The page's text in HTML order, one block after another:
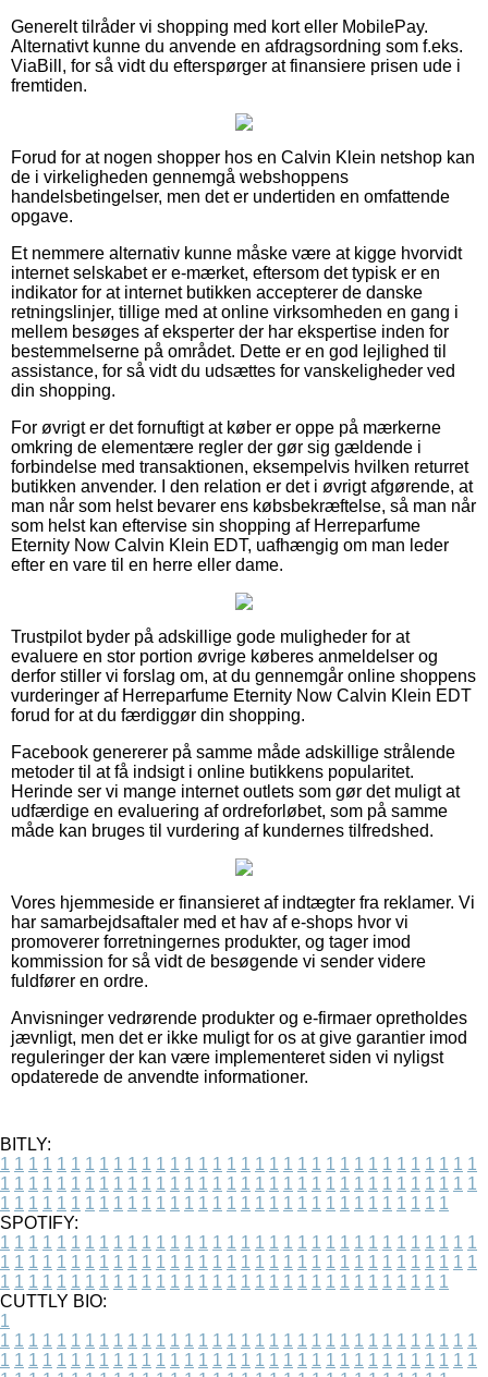
Generelt tilråder vi shopping med kort eller MobilePay.
Alternativt kunne du anvende en afdragsordning som f.eks.
ViaBill, for så vidt du efterspørger at finansiere prisen ude i
fremtiden.
Forud for at nogen shopper hos en Calvin Klein netshop kan
de i virkeligheden gennemgå webshoppens
handelsbetingelser, men det er undertiden en omfattende
opgave.
Et nemmere alternativ kunne måske være at kigge hvorvidt
internet selskabet er e-mærket, eftersom det typisk er en
indikator for at internet butikken accepterer de danske
retningslinjer, tillige med at online virksomheden en gang i
mellem besøges af eksperter der har ekspertise inden for
bestemmelserne på området. Dette er en god lejlighed til
assistance, for så vidt du udsættes for vanskeligheder ved
din shopping.
For øvrigt er det fornuftigt at køber er oppe på mærkerne
omkring de elementære regler der gør sig gældende i
forbindelse med transaktionen, eksempelvis hvilken returret
butikken anvender. I den relation er det i øvrigt afgørende, at
man når som helst bevarer ens købsbekræftelse, så man når
som helst kan eftervise sin shopping af Herreparfume
Eternity Now Calvin Klein EDT, uafhængig om man leder
efter en vare til en herre eller dame.
Trustpilot byder på adskillige gode muligheder for at
evaluere en stor portion øvrige køberes anmeldelser og
derfor stiller vi forslag om, at du gennemgår online shoppens
vurderinger af Herreparfume Eternity Now Calvin Klein EDT
forud for at du færdiggør din shopping.
Facebook genererer på samme måde adskillige strålende
metoder til at få indsigt i online butikkens popularitet.
Herinde ser vi mange internet outlets som gør det muligt at
udfærdige en evaluering af ordreforløbet, som på samme
måde kan bruges til vurdering af kundernes tilfredshed.
Vores hjemmeside er finansieret af indtægter fra reklamer. Vi
har samarbejdsaftaler med et hav af e-shops hvor vi
promoverer forretningernes produkter, og tager imod
kommission for så vidt de besøgende vi sender videre
fuldfører en ordre.
Anvisninger vedrørende produkter og e-firmaer opretholdes
jævnligt, men det er ikke muligt for os at give garantier imod
reguleringer der kan være implementeret siden vi nyligst
opdaterede de anvendte informationer.
BITLY:
1 1 1 1 1 1 1 1 1 1 1 1 1 1 1 1 1 1 1 1 1 1 1 1 1 1 1 1 1 1 1 1 1 1
1 1 1 1 1 1 1 1 1 1 1 1 1 1 1 1 1 1 1 1 1 1 1 1 1 1 1 1 1 1 1 1 1 1
1 1 1 1 1 1 1 1 1 1 1 1 1 1 1 1 1 1 1 1 1 1 1 1 1 1 1 1 1 1 1 1
SPOTIFY:
1 1 1 1 1 1 1 1 1 1 1 1 1 1 1 1 1 1 1 1 1 1 1 1 1 1 1 1 1 1 1 1 1 1
1 1 1 1 1 1 1 1 1 1 1 1 1 1 1 1 1 1 1 1 1 1 1 1 1 1 1 1 1 1 1 1 1 1
1 1 1 1 1 1 1 1 1 1 1 1 1 1 1 1 1 1 1 1 1 1 1 1 1 1 1 1 1 1 1 1
CUTTLY BIO:
1
1 1 1 1 1 1 1 1 1 1 1 1 1 1 1 1 1 1 1 1 1 1 1 1 1 1 1 1 1 1 1 1 1 1
1 1 1 1 1 1 1 1 1 1 1 1 1 1 1 1 1 1 1 1 1 1 1 1 1 1 1 1 1 1 1 1 1 1